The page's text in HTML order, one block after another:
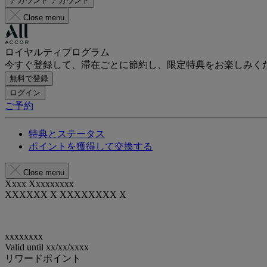
Close menu
ロイヤルティプログラム
今すぐ登録して、滞在ごとに節約し、限定特典をお楽しみく
無料で登録
ログイン
ご予約
特典とステータス
ポイントを獲得して交換する
Close menu
Xxxx Xxxxxxxxx
XXXXXX X XXXXXXXX X
xxxxxxxx
Valid until xx/xx/xxxx
リワードポイント